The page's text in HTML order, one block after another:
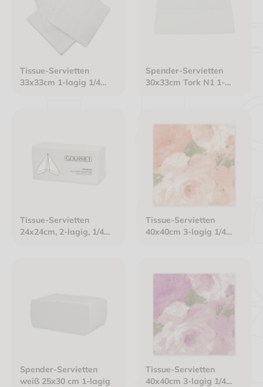
Tissue-Servietten
33x33cm 1-lagig 1/4
Spender-Servietten
30x33cm Tork N1 1-
Tissue-Servietten
24x24cm, 2-lagig, 1/4
Tissue-Servietten
40x40cm 3-lagig 1/4
Spender-Servietten
weiß 25x30 cm 1-lagig
Tissue-Servietten
40x40cm 3-lagig 1/4